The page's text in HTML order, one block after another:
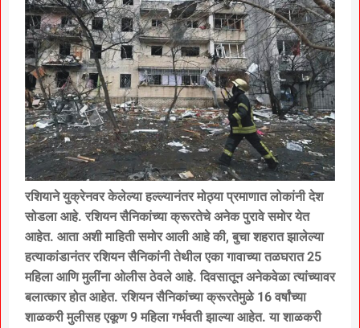
रशियाने युक्रेनवर केलेल्या हल्ल्यानंतर मोठ्या प्रमाणात लोकांनी देश
सोडला आहे. रशियन सैनिकांच्या क्रूरतेचे अनेक पुरावे समोर येत
आहेत. आता अशी माहिती समोर आली आहे की, बुचा शहरात झालेल्या
हत्याकांडानंतर रशियन सैनिकांनी तेथील एका गावाच्या तळघरात 25
महिला आणि मुलींना ओलीस ठेवले आहे. दिवसातून अनेकवेळा त्यांच्यावर
बलात्कार होत आहेत. रशियन सैनिकांच्या क्रूरतेमुळे 16 वर्षांच्या
शाळकरी मुलीसह एकूण 9 महिला गर्भवती झाल्या आहेत. या शाळकरी